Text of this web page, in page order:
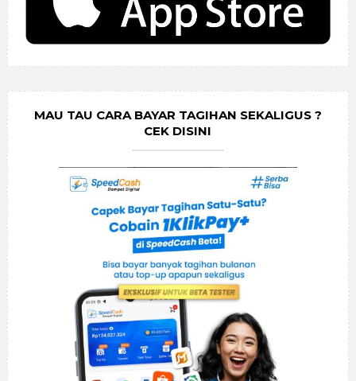
MAU TAU CARA BAYAR TAGIHAN SEKALIGUS ?
CEK DISINI